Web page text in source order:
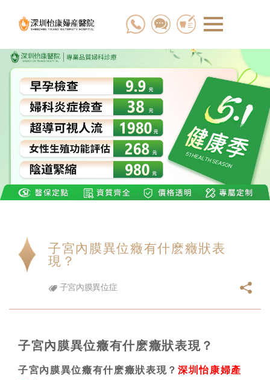
子宮內膜異位癥有什麽癥狀表
現？
子宮內膜異位症
子宮內膜異位癥有什麽癥狀表現？
子宮內膜異位癥有什麽癥狀表現？深圳怡康婦產